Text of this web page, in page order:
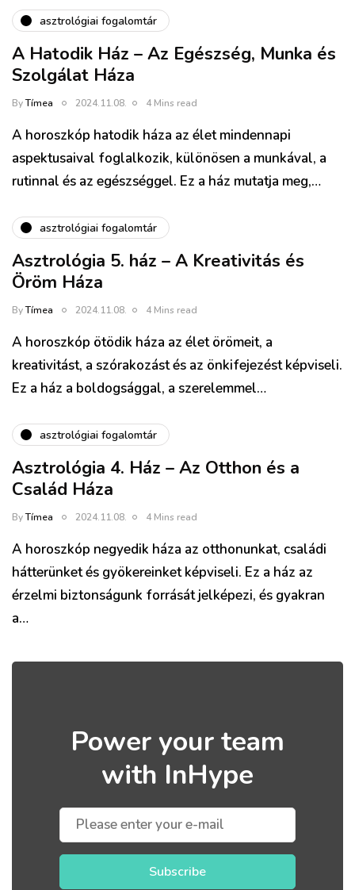
asztrológiai fogalomtár
A Hatodik Ház – Az Egészség, Munka és
Szolgálat Háza
ByTímea 2024.11.08. 4 Mins read
A horoszkóp hatodik háza az élet mindennapi
aspektusaival foglalkozik, különösen a munkával, a
rutinnal és az egészséggel. Ez a ház mutatja meg,…
asztrológiai fogalomtár
Asztrológia 5. ház – A Kreativitás és
Öröm Háza
ByTímea 2024.11.08. 4 Mins read
A horoszkóp ötödik háza az élet örömeit, a
kreativitást, a szórakozást és az önkifejezést képviseli.
Ez a ház a boldogsággal, a szerelemmel…
asztrológiai fogalomtár
Asztrológia 4. Ház – Az Otthon és a
Család Háza
ByTímea 2024.11.08. 4 Mins read
A horoszkóp negyedik háza az otthonunkat, családi
hátterünket és gyökereinket képviseli. Ez a ház az
érzelmi biztonságunk forrását jelképezi, és gyakran
a…
Power your team
with InHype
Subscribe